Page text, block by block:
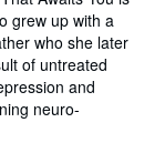
grew up with a
who she later
of untreated
and
neuro-